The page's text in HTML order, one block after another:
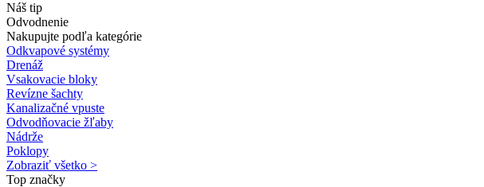
Náš tip
Odvodnenie
Nakupujte podľa kategórie
Odkvapové systémy
Drenáž
Vsakovacie bloky
Revízne šachty
Kanalizačné vpuste
Odvodňovacie žľaby
Nádrže
Poklopy
Zobraziť všetko >
Top značky